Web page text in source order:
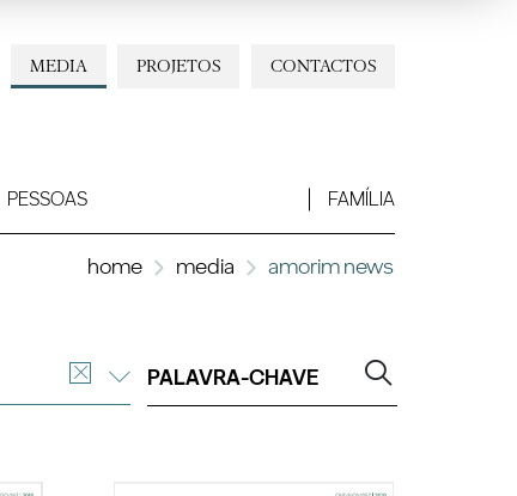
CONTACTOS
PROJETOS
MEDIA
PESSOAS FAMÍLIA
home media amorim news